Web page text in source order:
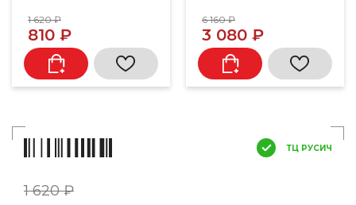
1 620 ₽
810 ₽
6 160 ₽
3 080 ₽
ТЦ РУСИЧ
1 620 ₽